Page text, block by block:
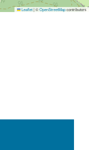
Leaflet|©OpenStreetMapcontributors